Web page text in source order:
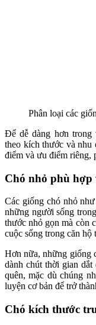
Phân loại các
Để dễ dàng hơn trong
theo kích thước và nhu
điểm và ưu điểm riêng,
Chó nhỏ phù hợp
Các giống chó nhỏ
những người sống
thước nhỏ gọn mà còn
cuộc sống trong căn hộ
Hơn nữa, những giống
dành chút thời gian
quên, mặc dù chúng
luyện cơ bản để trở
Chó kích thước